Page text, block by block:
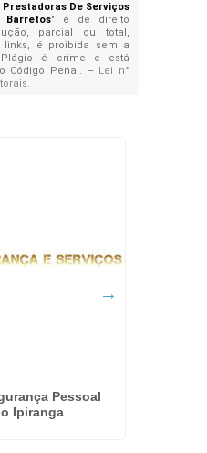
Prestadoras De Serviços
Barretos" é de direito
parcial ou total,
links, é proibida sem a
Plágio é crime e está
Código Penal. – Lei n°
.
Pessoal
Ipiranga